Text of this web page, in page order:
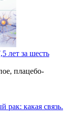
лет за шесть
плацебо-
рак: какая связь.